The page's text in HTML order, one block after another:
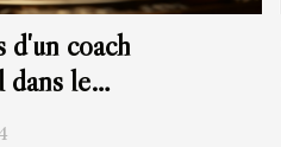
d'un coach
dans le
de carrière